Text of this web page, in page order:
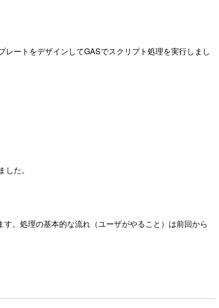
ートをデザインしてGASでスクリプト処理を実行しまし
た。
す。処理の基本的な流れ（ユーザがやること）は前回から